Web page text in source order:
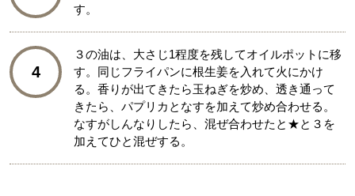
す。
4
３の油は、大さじ1程度を残してオイルポットに移
す。同じフライパンに根生姜を入れて火にかけ
る。香りが出てきたら玉ねぎを炒め、透き通って
きたら、パプリカとなすを加えて炒め合わせる。
なすがしんなりしたら、混ぜ合わせたと★と３を
加えてひと混ぜする。